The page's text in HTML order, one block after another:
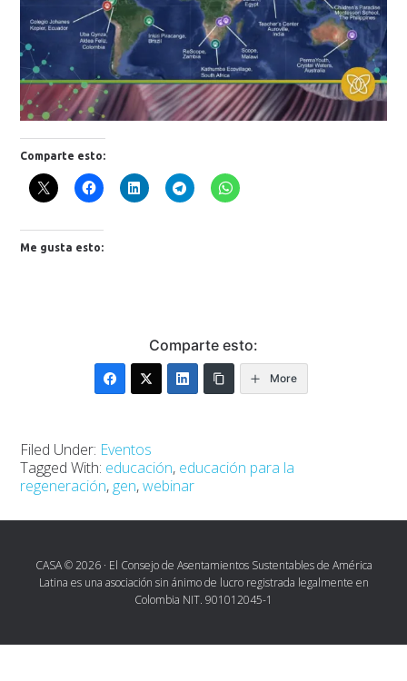
Comparte esto:
Me gusta esto:
Comparte esto:
More
Filed Under: Eventos
Tagged With: educación, educación para la
regeneración, gen,webinar
CASA © 2026 · El Consejo de Asentamientos Sustentables de América
Latina es una asociación sin ánimo de lucro registrada legalmente en
Colombia NIT. 901012045-1